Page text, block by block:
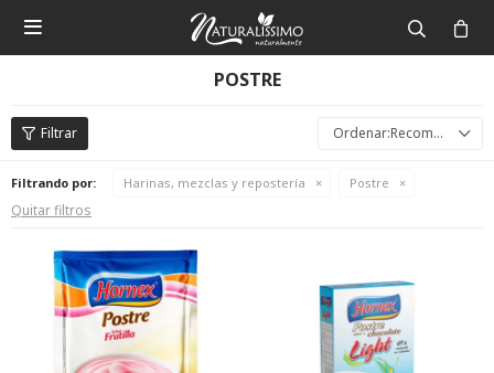

POSTRE
Recomendados
Filtrando por: Harinas, mezclas y repostería Postre
Quitar filtros